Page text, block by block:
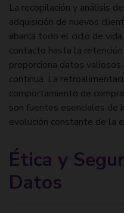
La recopilación y análisis
adquisición de nuevos
abarca todo el ciclo de
contacto hasta la
proporciona datos
continua. La
comportamiento de
son fuentes esenciales de
evolución constante de la
Ética y
Datos